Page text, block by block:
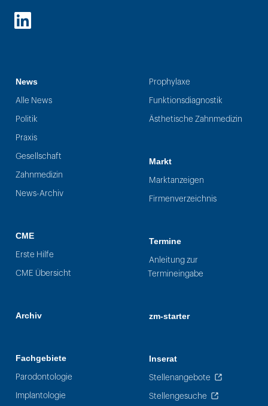
LinkedIn
News
Alle News
Politik
Praxis
Gesellschaft
Zahnmedizin
News-Archiv
CME
Erste Hilfe
CME Übersicht
Archiv
Fachgebiete
Parodontologie
Implantologie
Prophylaxe
Funktionsdiagnostik
Ästhetische Zahnmedizin
Markt
Marktanzeigen
Firmenverzeichnis
Termine
Anleitung zur
Termineingabe
zm-starter
Inserat
Stellenangebote
Stellengesuche